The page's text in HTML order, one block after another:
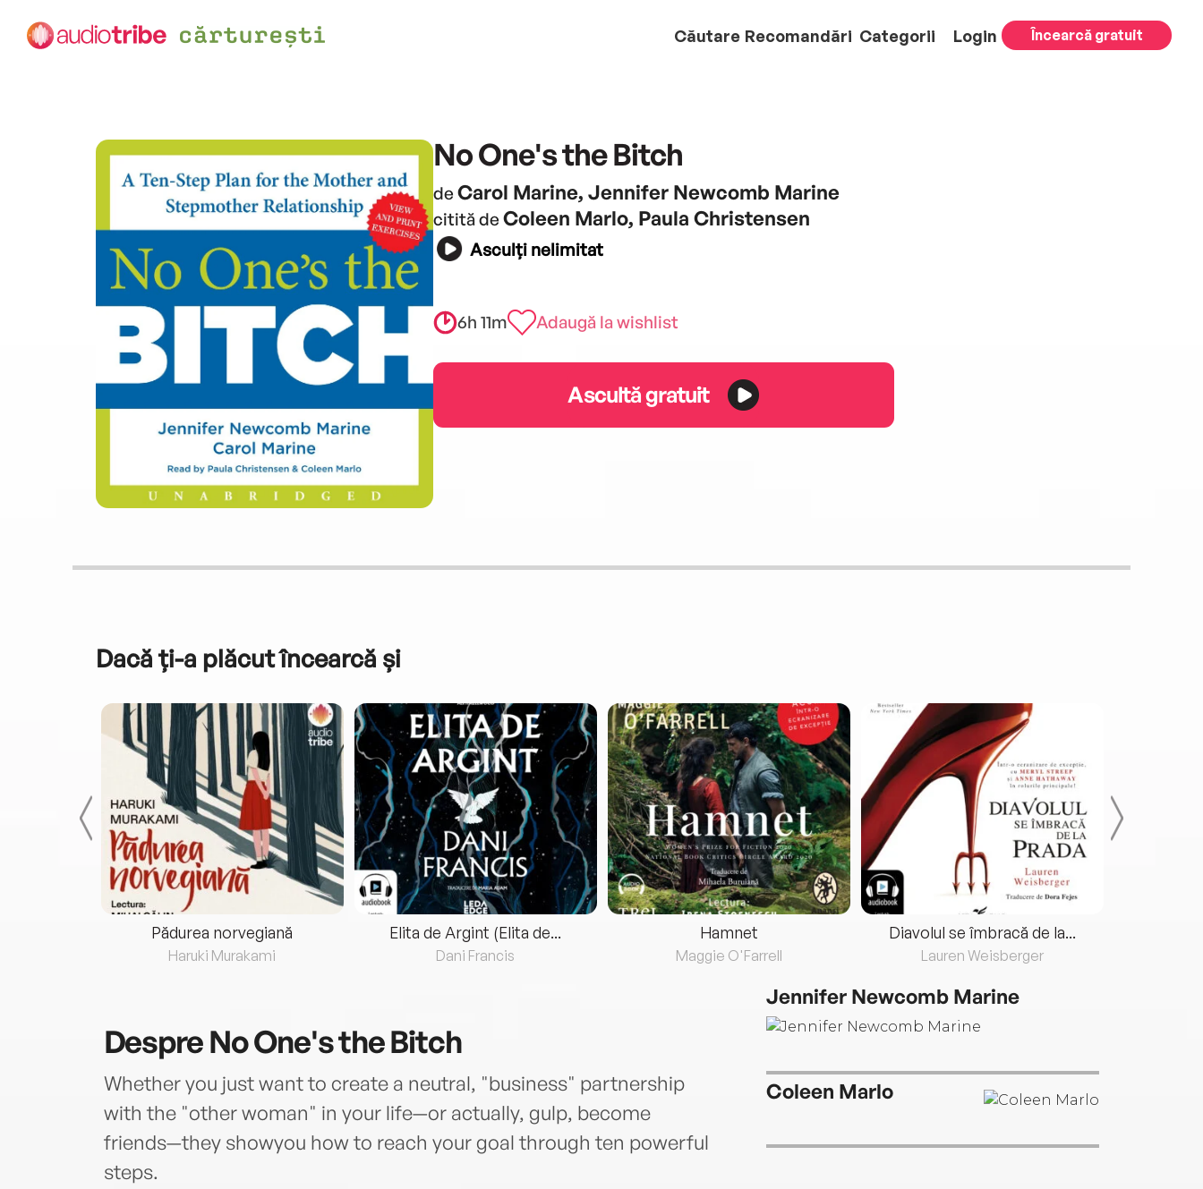
Căutare Recomandări Categorii Login Încearcă gratuit
No One's the Bitch
de Carol Marine, Jennifer Newcomb Marine
citită de Coleen Marlo, Paula Christensen
Asculți nelimitat
6h 11m Adaugă la wishlist
Ascultă gratuit
Dacă ți-a plăcut încearcă și
Pădurea norvegiană
Haruki Murakami
Elita de Argint (Elita de...
Dani Francis
Hamnet
Maggie O'Farrell
Diavolul se îmbracă de la...
Lauren Weisberger
DespreNo One's the Bitch
Whether you just want to create a neutral, "business" partnership
with the "other woman" in your life—or actually, gulp, become
friends—they showyou how to reach your goal through ten powerful
steps.
Jennifer Newcomb Marine
Coleen Marlo